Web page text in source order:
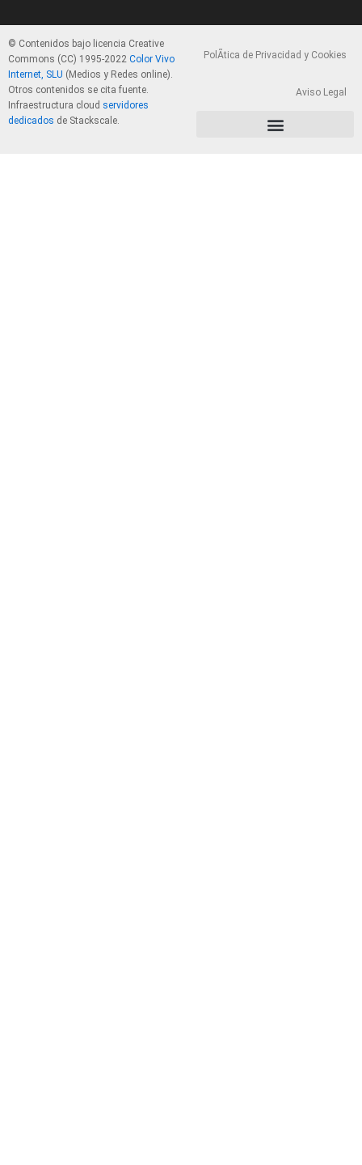
© Contenidos bajo licencia Creative
Commons (CC) 1995-2022 Color Vivo
Internet, SLU (Medios y Redes online).
Otros contenidos se cita fuente.
Infraestructura cloud servidores
dedicados de Stackscale.
PolÃ­tica de Privacidad y Cookies
Aviso Legal